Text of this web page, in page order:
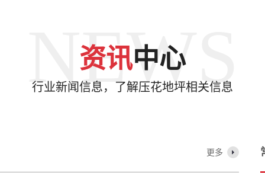
NEWS
资讯中心
行业新闻信息，了解压花地坪相关信息
更多